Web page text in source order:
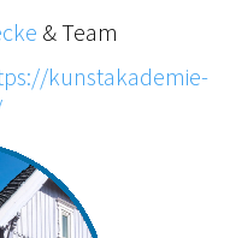
& Team
kunstakademie-